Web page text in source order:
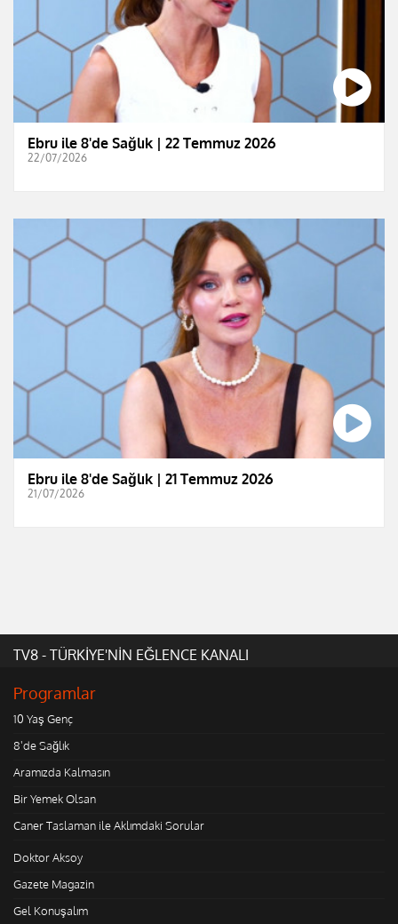
Ebru ile 8'de Sağlık | 22 Temmuz 2026
22/07/2026
Ebru ile 8'de Sağlık | 21 Temmuz 2026
21/07/2026
TV8 - TÜRKİYE'NİN EĞLENCE KANALI
Programlar
10 Yaş Genç
8'de Sağlık
Aramızda Kalmasın
Bir Yemek Olsan
Caner Taslaman ile Aklımdaki Sorular
Doktor Aksoy
Gazete Magazin
Gel Konuşalım